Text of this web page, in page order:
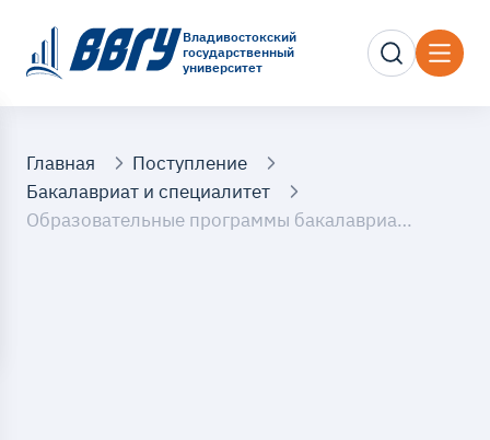
Владивостокский
государственный
университет
Главная
Поступление
Бакалавриат и специалитет
Образовательные программы бакалавриата и специалитета